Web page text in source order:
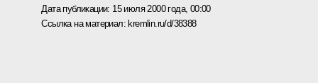
Дата публикации: 15 июля 2000 года, 00:00
Ссылка на материал:kremlin.ru/d/38388